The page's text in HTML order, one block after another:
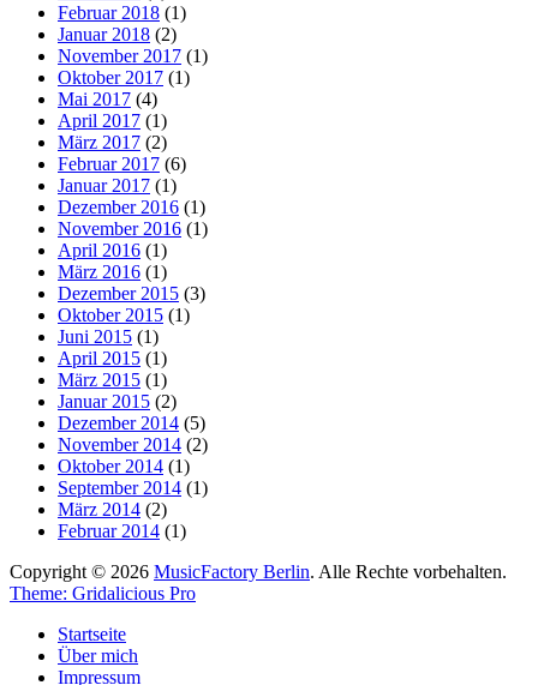
Februar 2018 (1)
Januar 2018 (2)
November 2017 (1)
Oktober 2017 (1)
Mai 2017 (4)
April 2017 (1)
März 2017 (2)
Februar 2017 (6)
Januar 2017 (1)
Dezember 2016 (1)
November 2016 (1)
April 2016 (1)
März 2016 (1)
Dezember 2015 (3)
Oktober 2015 (1)
Juni 2015 (1)
April 2015 (1)
März 2015 (1)
Januar 2015 (2)
Dezember 2014 (5)
November 2014 (2)
Oktober 2014 (1)
September 2014 (1)
März 2014 (2)
Februar 2014 (1)
Copyright © 2026 MusicFactory Berlin. Alle Rechte vorbehalten.
Theme: Gridalicious Pro
oben
scrollen
Startseite
Über mich
Impressum